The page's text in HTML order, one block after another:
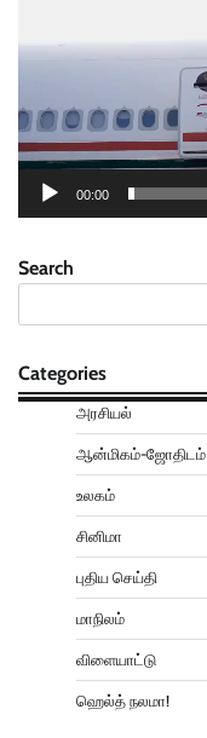
00:00
Search
Categories
அரசியல்
ஆன்மிகம்-ஜோதிடம்
உலகம்
சினிமா
புதிய செய்தி
மாநிலம்
விளையாட்டு
ஹெல்த் நலமா!